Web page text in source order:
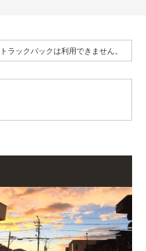
トラックバックは利用できません。